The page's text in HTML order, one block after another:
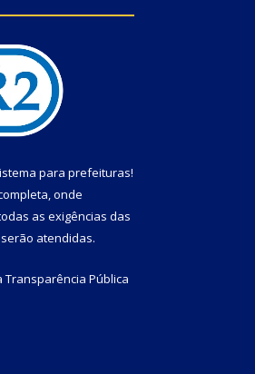
para prefeituras!
onde
as exigências das
serão atendidas.
Transparência Pública